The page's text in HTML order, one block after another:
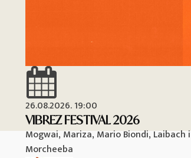
26.08.2026. 19:00
VIBREZ FESTIVAL 2026
Mogwai, Mariza, Mario Biondi, Laibach i
Morcheeba